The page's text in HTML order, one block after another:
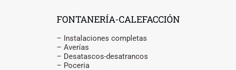
FONTANERÍA-CALEFACCIÓN
– Instalaciones completas
– Averías
– Desatascos-desatrancos
– Poceria